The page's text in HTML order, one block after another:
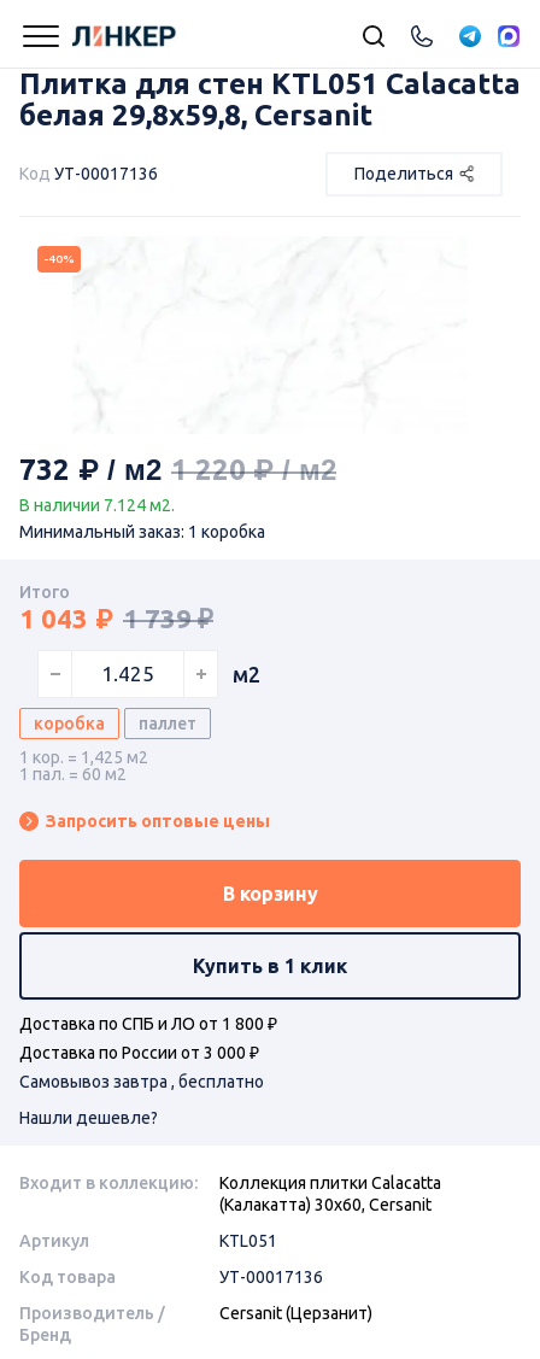
Плитка для стен KTL051 Calacatta
белая 29,8х59,8, Cersanit
Код УТ-00017136 Поделиться
-40%
732 1 220
В наличии 7.124 м2.
Минимальный заказ: 1 коробка
Итого
1 043 1 739 ₽
м2
коробка
паллет
1 кор. = 1,425 м2
1 пал. = 60 м2
Запросить оптовые цены
В корзину
Купить в 1 клик
Доставка по СПБ и ЛО от 1 800 ₽
Доставка по России от 3 000 ₽
Самовывоз завтра , бесплатно
Нашли дешевле?
Входит в коллекцию:
Коллекция плитки Calacatta
(Калакатта) 30х60, Cersanit
Артикул
KTL051
Код товара
УТ-00017136
Производитель /
Бренд
Cersanit (Церзанит)